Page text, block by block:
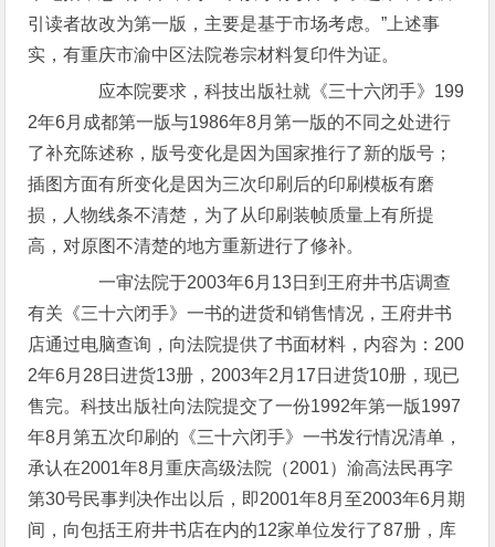
引读者故改为第一版，主要是基于市场考虑。”上述事
实，有重庆市渝中区法院卷宗材料复印件为证。
应本院要求，科技出版社就《三十六闭手》199
2年6月成都第一版与1986年8月第一版的不同之处进行
了补充陈述称，版号变化是因为国家推行了新的版号；
插图方面有所变化是因为三次印刷后的印刷模板有磨
损，人物线条不清楚，为了从印刷装帧质量上有所提
高，对原图不清楚的地方重新进行了修补。
一审法院于2003年6月13日到王府井书店调查
有关《三十六闭手》一书的进货和销售情况，王府井书
店通过电脑查询，向法院提供了书面材料，内容为：200
2年6月28日进货13册，2003年2月17日进货10册，现已
售完。科技出版社向法院提交了一份1992年第一版1997
年8月第五次印刷的《三十六闭手》一书发行情况清单，
承认在2001年8月重庆高级法院（2001）渝高法民再字
第30号民事判决作出以后，即2001年8月至2003年6月期
间，向包括王府井书店在内的12家单位发行了87册，库